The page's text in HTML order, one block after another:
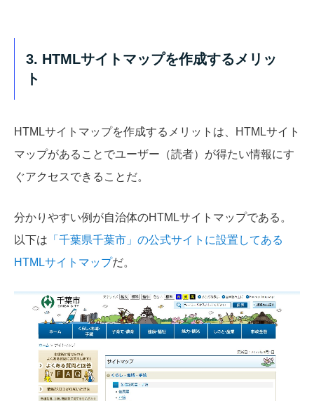
3. HTMLサイトマップを作成するメリッ
ト
HTMLサイトマップを作成するメリットは、HTMLサイト
マップがあることでユーザー（読者）が得たい情報にす
ぐアクセスできることだ。
分かりやすい例が自治体のHTMLサイトマップである。
以下は 「千葉県千葉市」の公式サイトに設置してある
HTMLサイトマップだ。